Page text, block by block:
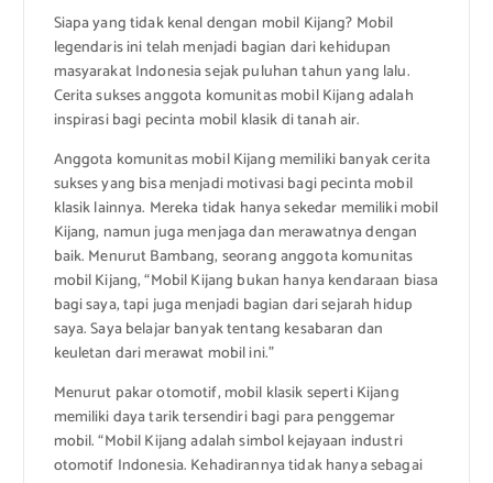
Siapa yang tidak kenal dengan mobil Kijang? Mobil
legendaris ini telah menjadi bagian dari kehidupan
masyarakat Indonesia sejak puluhan tahun yang lalu.
Cerita sukses anggota komunitas mobil Kijang adalah
inspirasi bagi pecinta mobil klasik di tanah air.
Anggota komunitas mobil Kijang memiliki banyak cerita
sukses yang bisa menjadi motivasi bagi pecinta mobil
klasik lainnya. Mereka tidak hanya sekedar memiliki mobil
Kijang, namun juga menjaga dan merawatnya dengan
baik. Menurut Bambang, seorang anggota komunitas
mobil Kijang, “Mobil Kijang bukan hanya kendaraan biasa
bagi saya, tapi juga menjadi bagian dari sejarah hidup
saya. Saya belajar banyak tentang kesabaran dan
keuletan dari merawat mobil ini.”
Menurut pakar otomotif, mobil klasik seperti Kijang
memiliki daya tarik tersendiri bagi para penggemar
mobil. “Mobil Kijang adalah simbol kejayaan industri
otomotif Indonesia. Kehadirannya tidak hanya sebagai